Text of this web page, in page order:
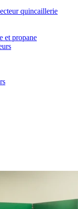
quincaillerie
et propane